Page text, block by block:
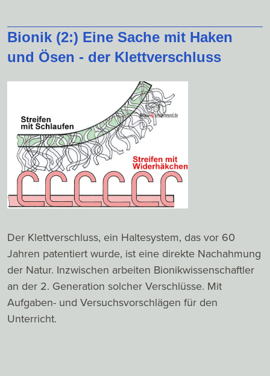
Bionik (2:) Eine Sache mit Haken
und Ösen - der Klettverschluss
Der Klettverschluss, ein Haltesystem, das vor 60
Jahren patentiert wurde, ist eine direkte Nachahmung
der Natur. Inzwischen arbeiten Bionikwissenschaftler
an der 2. Generation solcher Verschlüsse. Mit
Aufgaben- und Versuchsvorschlägen für den
Unterricht.